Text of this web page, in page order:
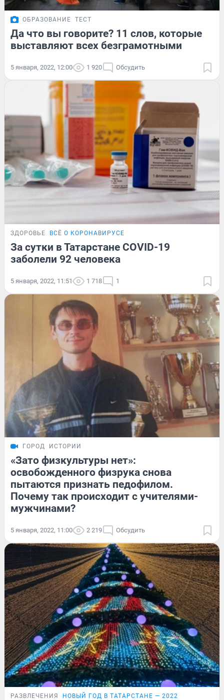
ОБРАЗОВАНИЕ ТЕСТ
Да что вы говорите? 11 слов, которые
выставляют всех безграмотными
5 января, 2022, 12:00 1 920 Обсудить
ЗДОРОВЬЕ ВСЁ О КОРОНАВИРУСЕ
За сутки в Татарстане COVID-19
заболели 92 человека
5 января, 2022, 11:51 1 718 1
ГОРОД ИСТОРИИ
«Зато физкультуры нет»:
освобожденного физрука снова
пытаются признать педофилом.
Почему так происходит с учителями-
мужчинами?
5 января, 2022, 11:00 2 219 Обсудить
РАЗВЛЕЧЕНИЯ НОВЫЙ ГОД В ТАТАРСТАНЕ — 2022